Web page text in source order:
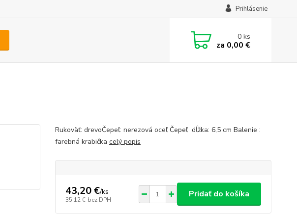
Prihlásenie
0ks
za 0,00 €
Rukoväť: drevoČepeľ: nerezová oceľ Čepeľ dĺžka: 6,5 cm Balenie :
farebná krabička celý popis
43,20 €/ks
35,12 € bez DPH
Pridať do košíka